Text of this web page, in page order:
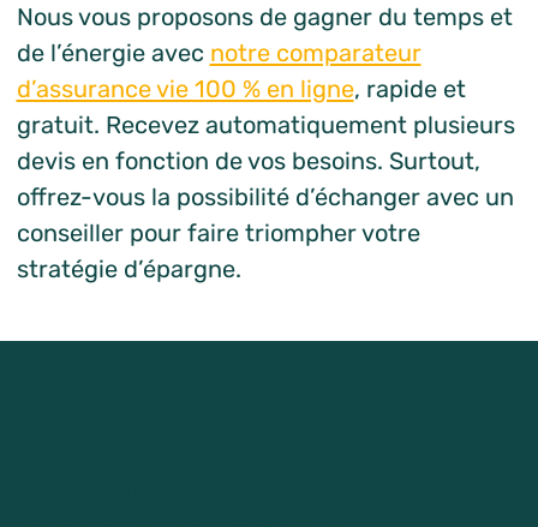
Nous vous proposons de gagner du temps et
de l’énergie avec notre comparateur
d’assurance vie 100 % en ligne, rapide et
gratuit. Recevez automatiquement plusieurs
devis en fonction de vos besoins. Surtout,
offrez-vous la possibilité d’échanger avec un
conseiller pour faire triompher votre
stratégie d’épargne.